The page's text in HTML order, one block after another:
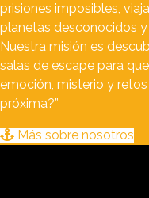
prisiones imposibles,
planetas desconocidos
Nuestra misión es
salas de escape para
emoción, misterio y
próxima?”
Más sobre nosotros